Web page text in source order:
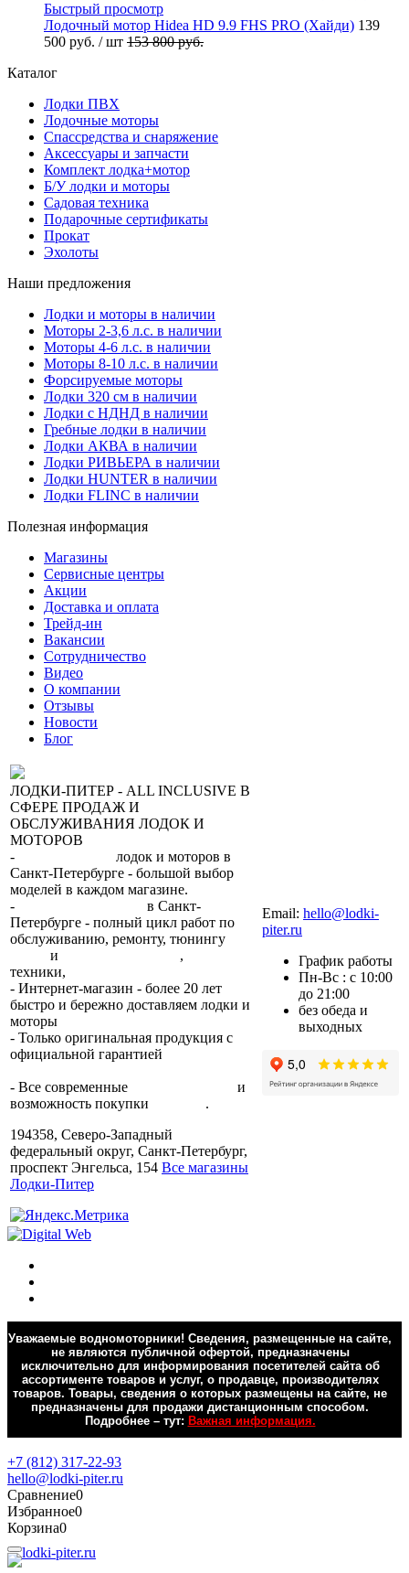
Быстрый просмотр
Лодочный мотор Hidea HD 9.9 FHS PRO (Хайди) 139
500 руб. / шт 153 800 руб.
Каталог
Лодки ПВХ
Лодочные моторы
Спассредства и снаряжение
Аксессуары и запчасти
Комплект лодка+мотор
Б/У лодки и моторы
Садовая техника
Подарочные сертификаты
Прокат
Эхолоты
Наши предложения
Лодки и моторы в наличии
Моторы 2-3,6 л.с. в наличии
Моторы 4-6 л.с. в наличии
Моторы 8-10 л.с. в наличии
Форсируемые моторы
Лодки 320 см в наличии
Лодки с НДНД в наличии
Гребные лодки в наличии
Лодки АКВА в наличии
Лодки РИВЬЕРА в наличии
Лодки HUNTER в наличии
Лодки FLINC в наличии
Полезная информация
Магазины
Сервисные центры
Акции
Доставка и оплата
Трейд-ин
Вакансии
Сотрудничество
Видео
О компании
Отзывы
Новости
Блог
ЛОДКИ-ПИТЕР - ALL INCLUSIVE В
СФЕРЕ ПРОДАЖ И
ОБСЛУЖИВАНИЯ ЛОДОК И
МОТОРОВ
-
лодок и моторов в
Санкт-Петербурге - большой выбор
моделей в каждом магазине.
-
в Санкт-
Петербурге - полный цикл работ по
обслуживанию, ремонту, тюнингу
и ,
техники,
- Интернет-магазин - более 20 лет
быстро и бережно доставляем лодки и
моторы
- Только оригинальная продукция с
официальной гарантией
- Все современные
и
возможность покупки
.
194358, Северо-Западный
федеральный округ, Санкт-Петербург,
проспект Энгельса, 154 Все магазины
Лодки-Питер
Email: hello@lodki-
piter.ru
График работы
Пн-Вс : с 10:00
до 21:00
без обеда и
выходных
Уважаемые водномоторники! Сведения, размещенные на сайте,
не являются публичной офертой, предназначены
исключительно для информирования посетителей сайта об
ассортименте товаров и услуг, о продавце, производителях
товаров. Товары, сведения о которых размещены на сайте, не
предназначены для продажи дистанционным способом.
Подробнее – тут: Важная информация.
+7 (812) 317-22-93
hello@lodki-piter.ru
Сравнение0
Избранное0
Корзина0